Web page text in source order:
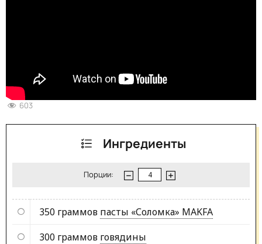
603
Ингредиенты
Порции:
350 граммов пасты «Соломка» MAKFA
300 граммов говядины